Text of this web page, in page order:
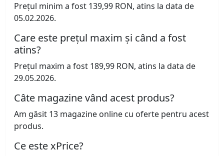
Prețul minim a fost 139,99 RON, atins la data de
05.02.2026.
Care este prețul maxim și când a fost
atins?
Prețul maxim a fost 189,99 RON, atins la data de
29.05.2026.
Câte magazine vând acest produs?
Am găsit 13 magazine online cu oferte pentru acest
produs.
Ce este xPrice?